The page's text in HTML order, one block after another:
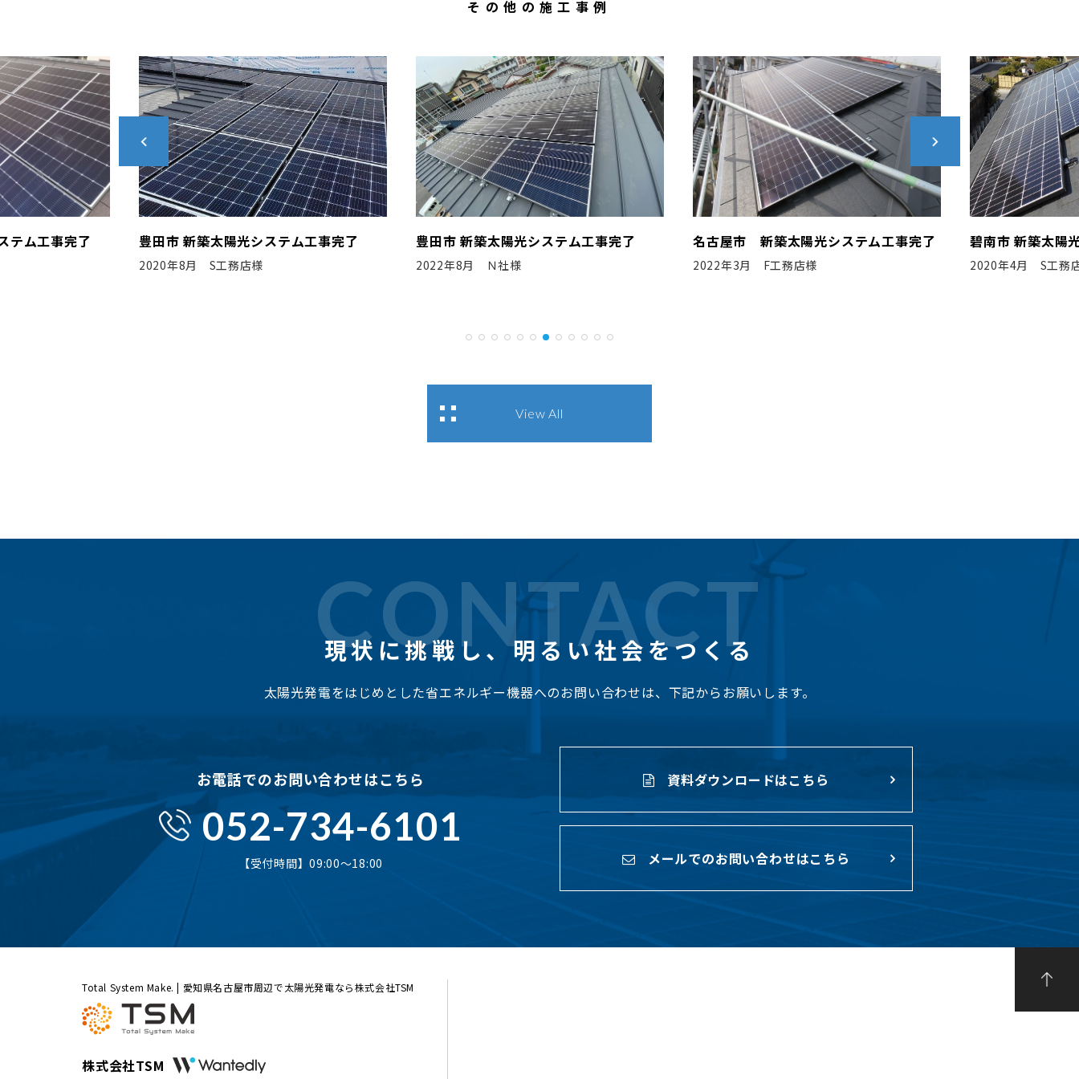
その他の施工事例
ム工事完了 豊田市 新築太陽光システム工事完了
2022年8月 Ｎ社様
名古屋市 新築太陽光システム工事完了
2022年3月 F工務店様
碧南市 新築太陽光システム工事完了
2020年4月 S工務店様
福岡市 新築太陽
2023年10月 N社様
View All
CONTACT
現状に挑戦し、明るい社会をつくる
太陽光発電をはじめとした省エネルギー機器へのお問い合わせは、下記からお願いします。
お電話でのお問い合わせはこちら
052-734-6101
【受付時間】09:00〜18:00
資料ダウンロードはこちら
メールでのお問い合わせはこちら
Total System Make. | 愛知県名古屋市周辺で太陽光発電なら株式会社TSM
株式会社TSM